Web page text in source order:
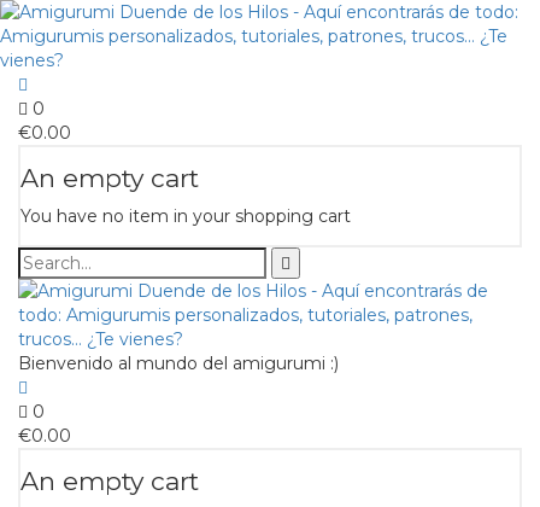
0
€0.00
An empty cart
You have no item in your shopping cart
Bienvenido al mundo del amigurumi :)
0
€0.00
An empty cart